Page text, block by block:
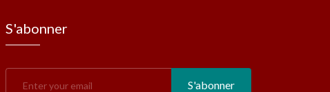
S'abonner
S'abonner